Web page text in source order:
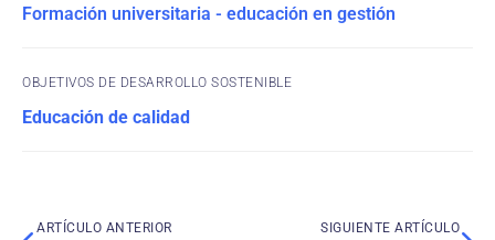
Formación universitaria - educación en gestión
OBJETIVOS DE DESARROLLO SOSTENIBLE
Educación de calidad
ARTÍCULO ANTERIOR SIGUIENTE ARTÍCULO